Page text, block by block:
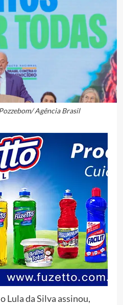
Agência Brasil
Lula da Silva assinou,